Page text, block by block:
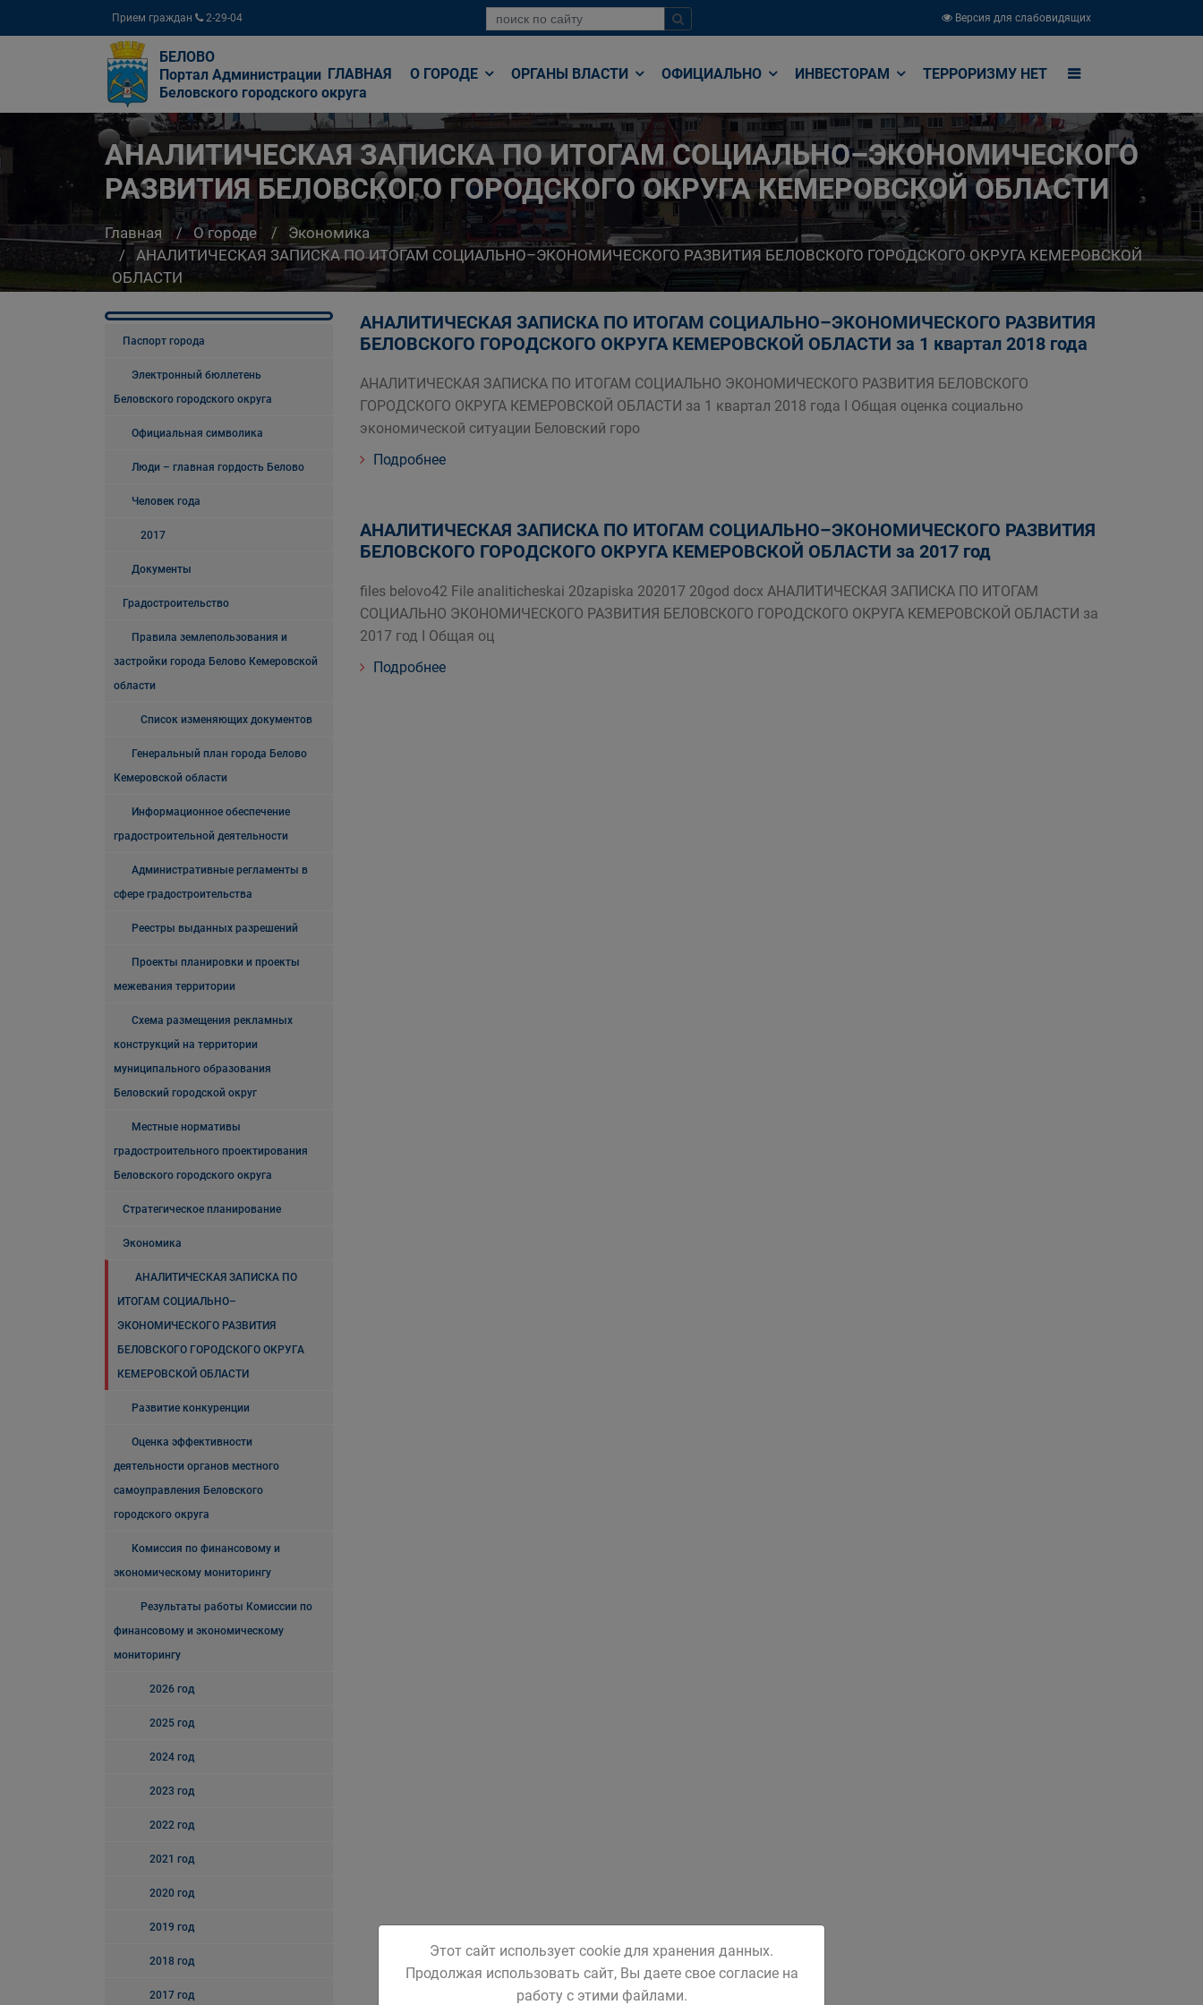
Прием граждан 2-29-04 Версия для слабовидящих
БЕЛОВО
Портал Администрации
Беловского городского округа
ГЛАВНАЯ О ГОРОДЕ ОРГАНЫ ВЛАСТИ ОФИЦИАЛЬНО ИНВЕСТОРАМ ТЕРРОРИЗМУ НЕТ
АНАЛИТИЧЕСКАЯ ЗАПИСКА ПО ИТОГАМ СОЦИАЛЬНО–ЭКОНОМИЧЕСКОГО
РАЗВИТИЯ БЕЛОВСКОГО ГОРОДСКОГО ОКРУГА КЕМЕРОВСКОЙ ОБЛАСТИ
Главная О городе
Экономика
АНАЛИТИЧЕСКАЯ ЗАПИСКА ПО ИТОГАМ СОЦИАЛЬНО–ЭКОНОМИЧЕСКОГО РАЗВИТИЯ БЕЛОВСКОГО ГОРОДСКОГО ОКРУГА КЕМЕРОВСКОЙ
ОБЛАСТИ
Паспорт города
Электронный бюллетень
Беловского городского округа
Официальная символика
Люди – главная гордость Белово
Человек года
2017
Документы
Градостроительство
Правила землепользования и
застройки города Белово Кемеровской
области
Список изменяющих документов
Генеральный план города Белово
Кемеровской области
Информационное обеспечение
градостроительной деятельности
Административные регламенты в
сфере градостроительства
Реестры выданных разрешений
Проекты планировки и проекты
межевания территории
Схема размещения рекламных
конструкций на территории
муниципального образования
Беловский городской округ
Местные нормативы
градостроительного проектирования
Беловского городского округа
Стратегическое планирование
Экономика
АНАЛИТИЧЕСКАЯ ЗАПИСКА ПО
ИТОГАМ СОЦИАЛЬНО–
ЭКОНОМИЧЕСКОГО РАЗВИТИЯ
БЕЛОВСКОГО ГОРОДСКОГО ОКРУГА
КЕМЕРОВСКОЙ ОБЛАСТИ
Развитие конкуренции
Оценка эффективности
деятельности органов местного
самоуправления Беловского
городского округа
Комиссия по финансовому и
экономическому мониторингу
Результаты работы Комиссии по
финансовому и экономическому
мониторингу
2026 год
2025 год
2024 год
2023 год
2022 год
2021 год
2020 год
2019 год
2018 год
2017 год
АНАЛИТИЧЕСКАЯ ЗАПИСКА ПО ИТОГАМ СОЦИАЛЬНО–ЭКОНОМИЧЕСКОГО РАЗВИТИЯ
БЕЛОВСКОГО ГОРОДСКОГО ОКРУГА КЕМЕРОВСКОЙ ОБЛАСТИ за 1 квартал 2018 года
АНАЛИТИЧЕСКАЯ ЗАПИСКА ПО ИТОГАМ СОЦИАЛЬНО ЭКОНОМИЧЕСКОГО РАЗВИТИЯ БЕЛОВСКОГО
ГОРОДСКОГО ОКРУГА КЕМЕРОВСКОЙ ОБЛАСТИ за 1 квартал 2018 года I Общая оценка социально
экономической ситуации Беловский горо
Подробнее
АНАЛИТИЧЕСКАЯ ЗАПИСКА ПО ИТОГАМ СОЦИАЛЬНО–ЭКОНОМИЧЕСКОГО РАЗВИТИЯ
БЕЛОВСКОГО ГОРОДСКОГО ОКРУГА КЕМЕРОВСКОЙ ОБЛАСТИ за 2017 год
files belovo42 File analiticheskai 20zapiska 202017 20god docx АНАЛИТИЧЕСКАЯ ЗАПИСКА ПО ИТОГАМ
СОЦИАЛЬНО ЭКОНОМИЧЕСКОГО РАЗВИТИЯ БЕЛОВСКОГО ГОРОДСКОГО ОКРУГА КЕМЕРОВСКОЙ ОБЛАСТИ за
2017 год I Общая оц
Подробнее
Этот сайт использует cookie для хранения данных.
Продолжая использовать сайт, Вы даете свое согласие на
работу с этими файлами.